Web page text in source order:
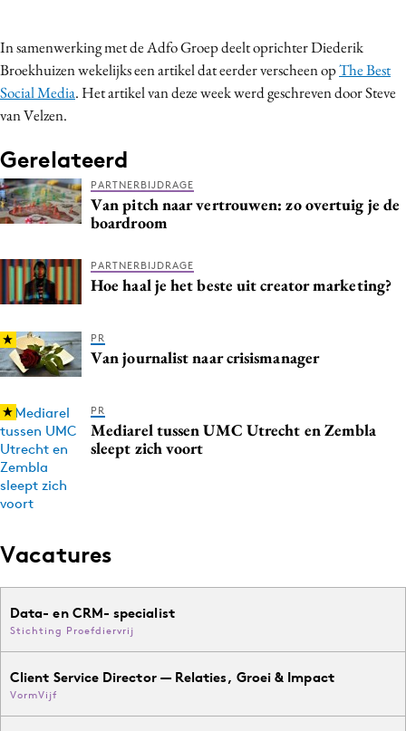
In samenwerking met de Adfo Groep deelt oprichter Diederik
Broekhuizen wekelijks een artikel dat eerder verscheen opThe Best
Social Media. Het artikel van deze week werd geschreven door Steve
van Velzen.
Gerelateerd
PARTNERBIJDRAGE
Van pitch naar vertrouwen: zo overtuig je de
boardroom
PARTNERBIJDRAGE
Hoe haal je het beste uit creator marketing?
PR
Van journalist naar crisismanager
PR
Mediarel tussen UMC Utrecht en Zembla
sleept zich voort
Vacatures
Data- en CRM- specialist
Stichting Proefdiervrij
Client Service Director — Relaties, Groei & Impact
VormVijf